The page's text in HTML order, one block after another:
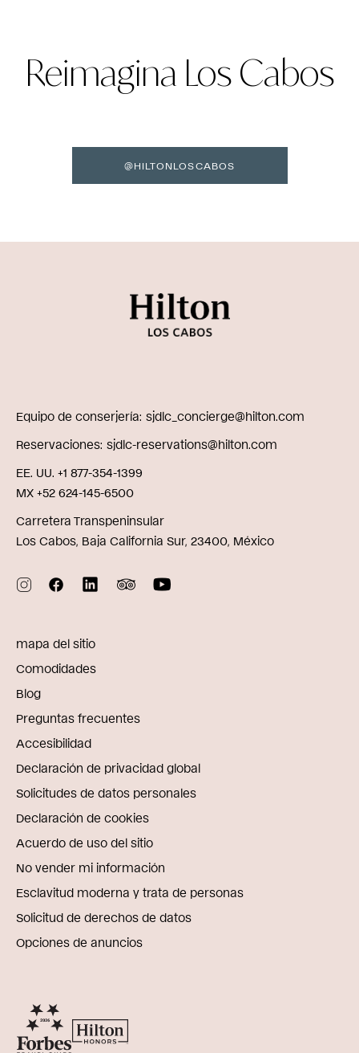
Reimagina Los Cabos
@HILTONLOSCABOS
Equipo de conserjería sjdlc_concierge@hilton.com
Reservaciones sjdlc-reservations@hilton.com
EE. UU. +1 877-354-1399
MX +52 624-145-6500
Carretera Transpeninsular
Los Cabos, Baja California Sur, 23400, México
mapa del sitio
Comodidades
Blog
Preguntas frecuentes
Accesibilidad
Declaración de privacidad global
Solicitudes de datos personales
Declaración de cookies
Acuerdo de uso del sitio
No vender mi información
Esclavitud moderna y trata de personas
Solicitud de derechos de datos
Opciones de anuncios